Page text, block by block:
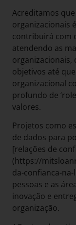
Acreditamos
organizacionais
contribuirá com
atendendo as
organizacionais,
objetivos até
organizacional
profundo de
valores.
Projetos como
de dados para
[relações de
(https://
da-confianca-
pessoas e as
inovação e
organização.